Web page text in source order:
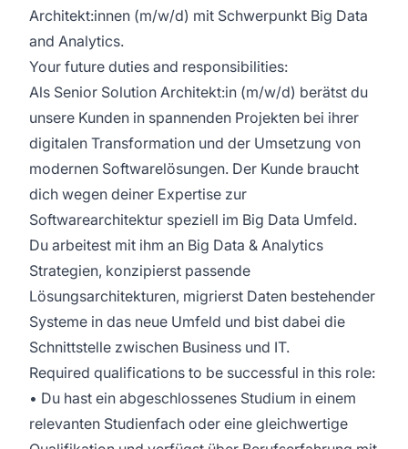
Architekt:innen (m/w/d) mit Schwerpunkt Big Data
and Analytics.
Your future duties and responsibilities:
Als Senior Solution Architekt:in (m/w/d) berätst du
unsere Kunden in spannenden Projekten bei ihrer
digitalen Transformation und der Umsetzung von
modernen Softwarelösungen. Der Kunde braucht
dich wegen deiner Expertise zur
Softwarearchitektur speziell im Big Data Umfeld.
Du arbeitest mit ihm an Big Data & Analytics
Strategien, konzipierst passende
Lösungsarchitekturen, migrierst Daten bestehender
Systeme in das neue Umfeld und bist dabei die
Schnittstelle zwischen Business und IT.
Required qualifications to be successful in this role:
• Du hast ein abgeschlossenes Studium in einem
relevanten Studienfach oder eine gleichwertige